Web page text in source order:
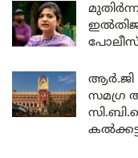
പോലീസ്
ആർ.ജി
സമഗ്ര